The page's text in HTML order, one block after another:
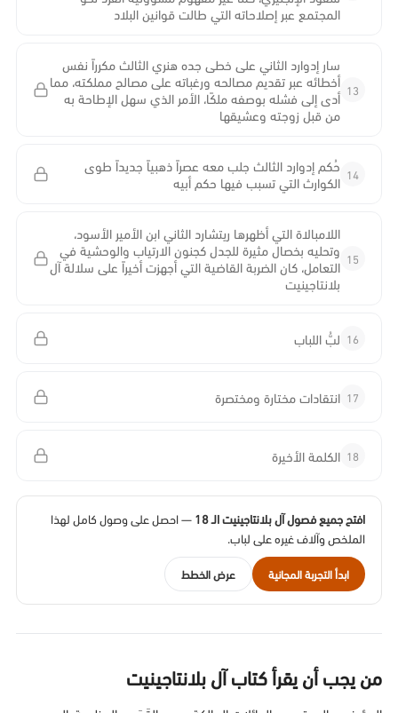
المجتمع عبر إصلاحاته التي طالت قوانين البلاد
13
سار إدوارد الثاني على خطى جده هنري الثالث مكرراً نفس
أخطائه عبر تقديم مصالحه ورغباته على مصالح مملكته، مما
أدى إلى فشله بوصفه ملكًا، الأمر الذي سهل الإطاحة به
من قبل زوجته وعشيقها
14 حُكم إدوارد الثالث جلب معه عصراً ذهبياً جديداً طوى
الكوارث التي تسبب فيها حكم أبيه
15
اللامبالاة التي أظهرها ريتشارد الثاني ابن الأمير الأسود،
وتحليه بخصال مثيرة للجدل كجنون الارتياب والوحشية في
التعامل، كان الضربة القاضية التي أجهزت أخيراً على سلالة آل
بلانتاجينيت
16 لبُّ اللباب
17 انتقادات مختارة ومختصرة
18 الكلمة الأخيرة
افتح جميع فصول آل بلانتاجينيت الـ 18
— احصل على وصول كامل لهذا
الملخص وآلاف غيره على لباب.
ابدأ التجربة المجانية عرض الخطط
من يجب أن يقرأ كتاب آل بلانتاجينيت